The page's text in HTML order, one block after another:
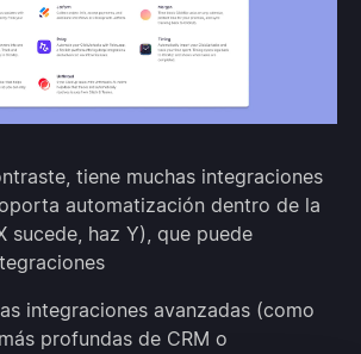
tiene muchas integraciones
automatización dentro de la
sucede, haz Y), que puede
integraciones avanzadas (como
profundas de CRM o